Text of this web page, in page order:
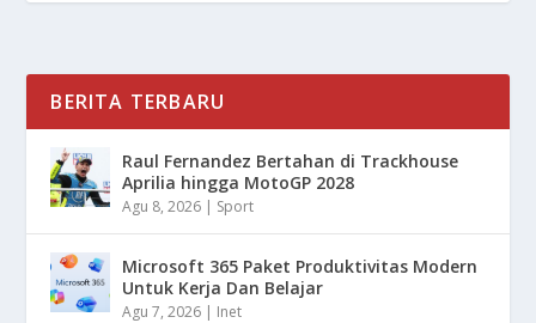
BERITA TERBARU
Raul Fernandez Bertahan di Trackhouse
Aprilia hingga MotoGP 2028
Agu 8, 2026 | Sport
Microsoft 365 Paket Produktivitas Modern
Untuk Kerja Dan Belajar
Agu 7, 2026 | Inet